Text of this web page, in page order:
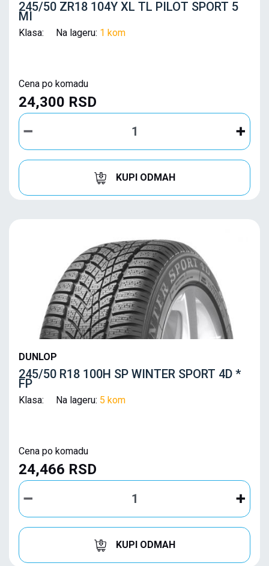
245/50 ZR18 104Y XL TL PILOT SPORT 5
MI
Klasa: Na lageru: 1 kom
Cena po komadu
24,300 RSD
KUPI ODMAH
DUNLOP
245/50 R18 100H SP WINTER SPORT 4D *
FP
Klasa: Na lageru: 5 kom
Cena po komadu
24,466 RSD
KUPI ODMAH